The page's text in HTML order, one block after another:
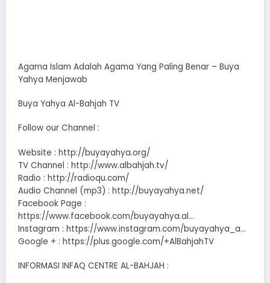
Agama Islam Adalah Agama Yang Paling Benar – Buya
Yahya Menjawab
Buya Yahya Al-Bahjah TV
Follow our Channel :
Website : http://buyayahya.org/
TV Channel : http://www.albahjah.tv/
Radio : http://radioqu.com/
Audio Channel (mp3) : http://buyayahya.net/
Facebook Page :
https://www.facebook.com/buyayahya.al…
Instagram : https://www.instagram.com/buyayahya_a…
Google + : https://plus.google.com/+AlBahjahTV
INFORMASI INFAQ CENTRE AL-BAHJAH :